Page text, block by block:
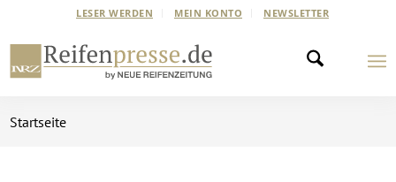
LESER WERDEN MEIN KONTO NEWSLETTER
Startseite